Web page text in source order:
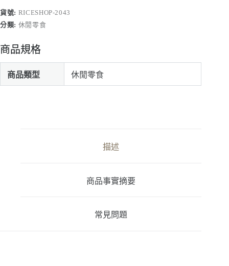
濟
包
鹽）
數
量
貨號: RICESHOP-2043
分類: 休閒零食
商品規格
商品類型 休閒零食
描述
商品事實摘要
常見問題